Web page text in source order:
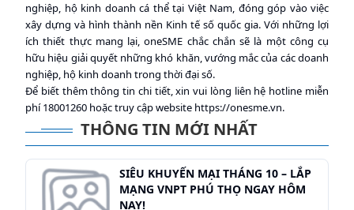
nghiệp, hộ kinh doanh cá thể tại Việt Nam, đóng góp vào việc
xây dựng và hình thành nền Kinh tế số quốc gia. Với những lợi
ích thiết thực mang lại, oneSME chắc chắn sẽ là một công cụ
hữu hiệu giải quyết những khó khăn, vướng mắc của các doanh
nghiệp, hộ kinh doanh trong thời đại số.
Để biết thêm thông tin chi tiết, xin vui lòng liên hệ hotline miễn
phí 18001260 hoặc truy cập website https://onesme.vn.
THÔNG TIN MỚI NHẤT
SIÊU KHUYẾN MẠI THÁNG 10 – LẮP
MẠNG VNPT PHÚ THỌ NGAY HÔM
NAY!